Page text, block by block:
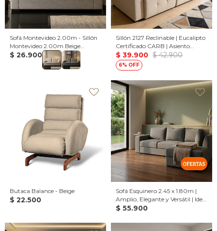
Sofá Montevideo 2.00m - Sillón
Montevideo 2.00m Beige
moteado
$ 26.900
Sillón 2127 Reclinable | Eucalipto
Certificado CARB | Asiento
Retráctil - 2.00 / Beige
$ 39.900 $ 42.900
6
Butaca Balance - Beige
$ 22.500
Sofá Esquinero 2.45 x 1.80m |
Amplio, Elegante y Versátil | Ideal
para Optimizar Espacios
$ 55.900